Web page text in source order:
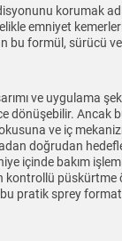
korumak
emniyet
bu formül, sürücü
ve uygulama
dönüşebilir.
ve iç
doğrudan
içinde bakım
kontrollü
sprey formatı,